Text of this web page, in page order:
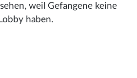
weil Gefangene keine
Lobby haben.